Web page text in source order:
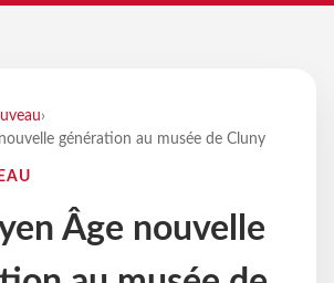
›
génération au musée de Cluny
Âge nouvelle